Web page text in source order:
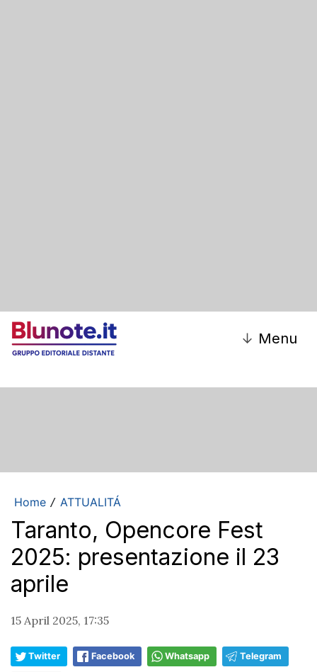
↓ Menu
Home / ATTUALITÁ
Taranto, Opencore Fest
2025: presentazione il 23
aprile
15 April 2025, 17:35
Twitter Facebook Whatsapp Telegram